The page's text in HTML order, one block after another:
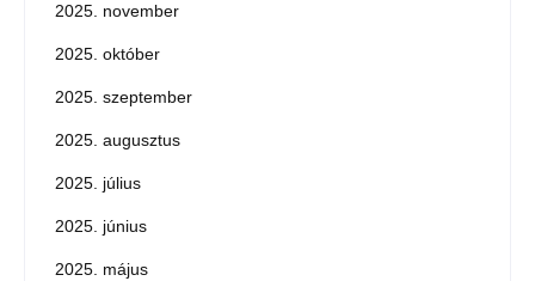
2025. november
2025. október
2025. szeptember
2025. augusztus
2025. július
2025. június
2025. május